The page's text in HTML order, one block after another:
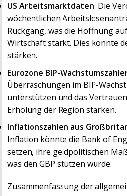
US Arbeitsmarktdaten: Die
wöchentlichen
Rückgang, was die Hoffnung
Wirtschaft stärkt. Dies könnte
stärken.
Eurozone BIP-
Überraschungen im BIP-
unterstützen und das
Erholung der Region stärken.
Inflationszahlen aus
Inflation könnte die Bank of
setzen, ihre geldpolitischen
was den GBP stützen würde.
Zusammenfassung der